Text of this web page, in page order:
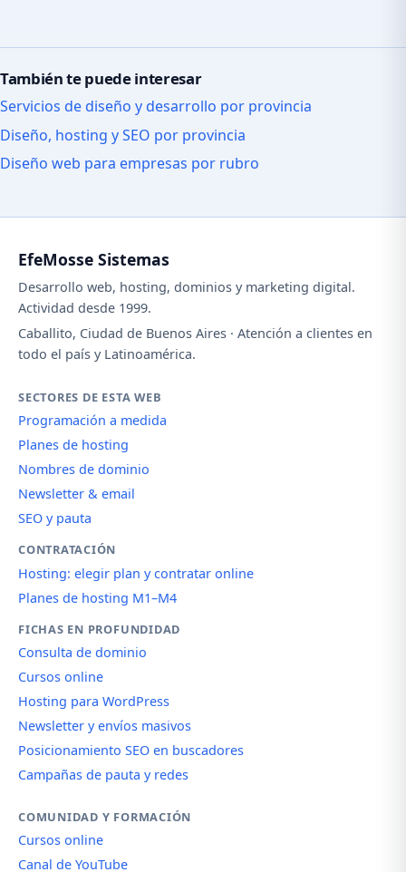
También te puede interesar
Servicios de diseño y desarrollo por provincia
Diseño, hosting y SEO por provincia
Diseño web para empresas por rubro
EfeMosse Sistemas
Desarrollo web, hosting, dominios y marketing digital.
Actividad desde 1999.
Caballito, Ciudad de Buenos Aires · Atención a clientes en
todo el país y Latinoamérica.
SECTORES DE ESTA WEB
Programación a medida
Planes de hosting
Nombres de dominio
Newsletter & email
SEO y pauta
CONTRATACIÓN
Hosting: elegir plan y contratar online
Planes de hosting M1–M4
FICHAS EN PROFUNDIDAD
Consulta de dominio
Cursos online
Hosting para WordPress
Newsletter y envíos masivos
Posicionamiento SEO en buscadores
Campañas de pauta y redes
COMUNIDAD Y FORMACIÓN
Cursos online
Canal de YouTube